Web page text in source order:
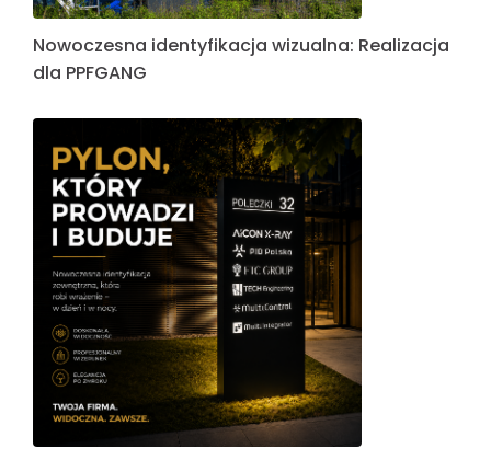
Nowoczesna identyfikacja wizualna: Realizacja
dla PPFGANG